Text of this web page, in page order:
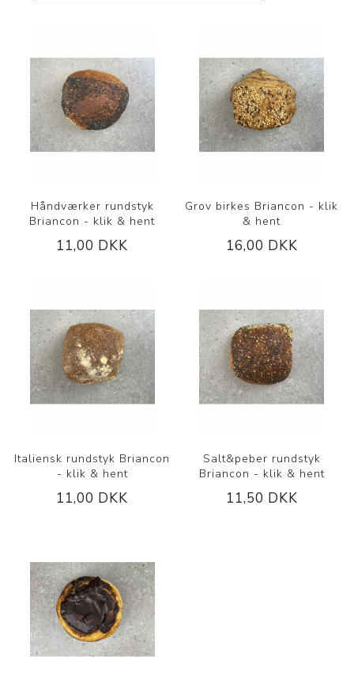
Håndværker rundstyk
Briancon - klik & hent
11,00 DKK
Grov birkes Briancon - klik
& hent
16,00 DKK
Italiensk rundstyk Briancon
- klik & hent
11,00 DKK
Salt&peber rundstyk
Briancon - klik & hent
11,50 DKK